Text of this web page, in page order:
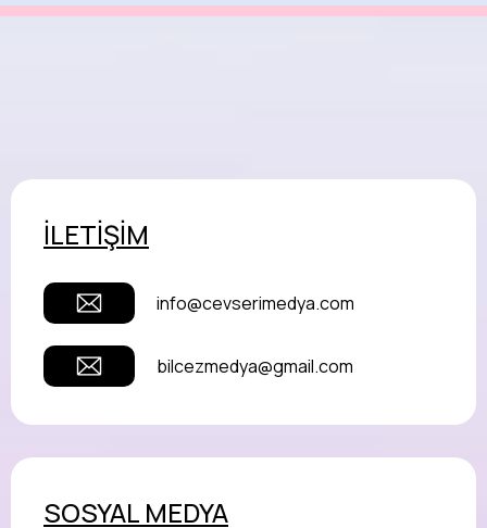
İLETİŞİM
info@cevserimedya.com
bilcezmedya@gmail.com
SOSYAL MEDYA